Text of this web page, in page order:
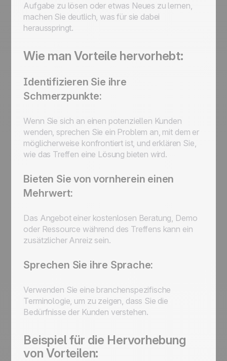
Aufgabe zu lösen oder etwas Neues zu lernen,
machen Sie deutlich, was für sie dabei
herausspringt.
Wie man Vorteile hervorhebt:
Identifizieren Sie ihre
Schmerzpunkte:
Wenn Sie sich an einen potenziellen Kunden
wenden, sprechen Sie ein Problem an, mit dem er
möglicherweise konfrontiert ist, und erklären Sie,
wie das Treffen eine Lösung bieten wird.
Bieten Sie von vornherein einen
Mehrwert:
Das Angebot einer kostenlosen Beratung, Demo
oder Ressource während des Treffens kann ein
zusätzlicher Anreiz sein.
Sprechen Sie ihre Sprache:
Verwenden Sie eine branchenspezifische
Terminologie, um zu zeigen, dass Sie die
Bedürfnisse der Kunden verstehen.
Beispiel für die Hervorhebung
von Vorteilen: